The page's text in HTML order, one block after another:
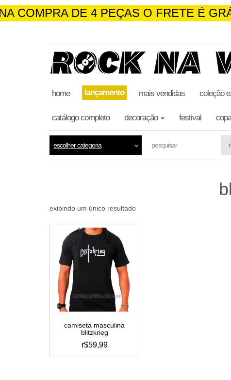
COMPRA DE 4 PEÇAS O FRETE É
home lançamento mais vendidas coleção
catálogo completo decoração festival
escolher categoria pesquisar
exibindo um único resultado
camiseta masculina
blitzkrieg
r$59,99
este